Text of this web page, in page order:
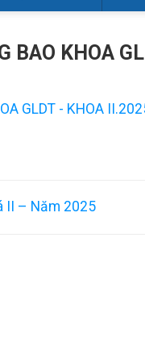
BAO KHOA
GLDT - KHOA
II – Năm 2025